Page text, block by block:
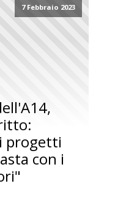
7 Febbraio 2023
progetti
con i